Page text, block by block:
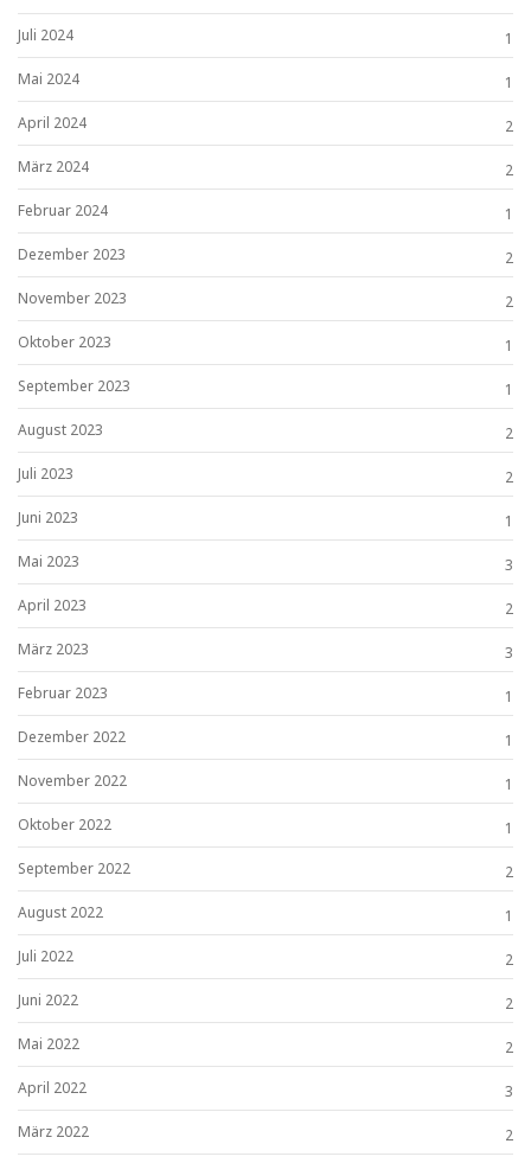
Juli 2024
1
Mai 2024
1
April 2024
2
März 2024
2
Februar 2024
1
Dezember 2023
2
November 2023
2
Oktober 2023
1
September 2023
1
August 2023
2
Juli 2023
2
Juni 2023
1
Mai 2023
3
April 2023
2
März 2023
3
Februar 2023
1
Dezember 2022
1
November 2022
1
Oktober 2022
1
September 2022
2
August 2022
1
Juli 2022
2
Juni 2022
2
Mai 2022
2
April 2022
3
März 2022
2